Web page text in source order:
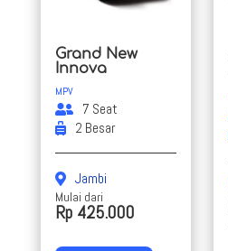
Grand New
Innova
MPV
7 Seat
2 Besar
Jambi
Mulai dari
Rp 425.000